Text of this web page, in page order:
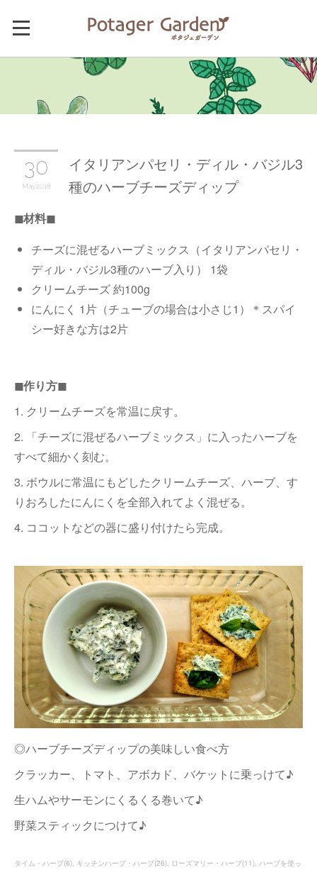
30
May 2018
イタリアンパセリ・ディル・バジル3
種のハーブチーズディップ
◼︎材料◼︎
チーズに混ぜるハーブミックス（イタリアンパセリ・
ディル・バジル3種のハーブ入り） 1袋
クリームチーズ 約100g
にんにく 1片（チューブの場合は小さじ1）＊スパイ
シー好きな方は2片
◼︎作り方◼︎
1. クリームチーズを常温に戻す。
2. 「チーズに混ぜるハーブミックス」に入ったハーブを
すべて細かく刻む。
3. ボウルに常温にもどしたクリームチーズ、ハーブ、す
りおろしたにんにくを全部入れてよく混ぜる。
4. ココットなどの器に盛り付けたら完成。
◎ハーブチーズディップの美味しい食べ方
クラッカー、トマト、アボカド、バケットに乗っけて♪
生ハムやサーモンにくるくる巻いて♪
野菜スティックにつけて♪
タイム・ハーブ(6) キッチンハーブ・ハーブ(26) ローズマリー・ハーブ(11) ハーブを使っ